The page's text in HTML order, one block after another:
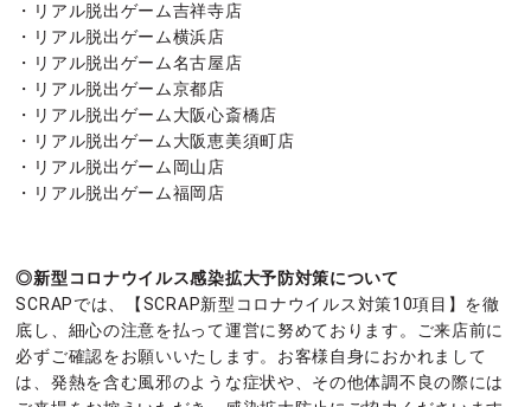
・リアル脱出ゲーム吉祥寺店
・リアル脱出ゲーム横浜店
・リアル脱出ゲーム名古屋店
・リアル脱出ゲーム京都店
・リアル脱出ゲーム大阪心斎橋店
・リアル脱出ゲーム大阪恵美須町店
・リアル脱出ゲーム岡山店
・リアル脱出ゲーム福岡店
◎新型コロナウイルス感染拡大予防対策について
SCRAPでは、【SCRAP新型コロナウイルス対策10項目】を徹
底し、細心の注意を払って運営に努めております。ご来店前に
必ずご確認をお願いいたします。お客様自身におかれまして
は、発熱を含む風邪のような症状や、その他体調不良の際には